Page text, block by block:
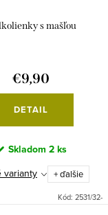
s mašľou
€9,90
DETAIL
Skladom 2 ks
varianty
+ ďalšie
Kód: 2531/32-